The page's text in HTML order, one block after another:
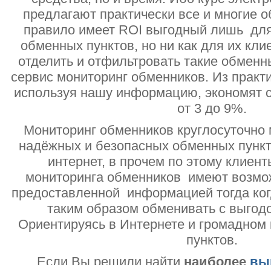
предлагают практически все и многие
правило имеет ROI выгодный лишь
обменных пунктов, но ни как для их
отделить и отфильтровать такие
сервис мониторинг обменников. Из
используя нашу информацию, экономят
от 3 до 9%.
Мониторинг обменников круглосуточно
надёжных и безопасных обменных
интернет, в прочем по этому
мониторинга обменников имеют
предоставленной информацией тогда
таким образом обменивать с
Ориентируясь в Интернете и
пунктов.
Если Вы решили найти наиболее